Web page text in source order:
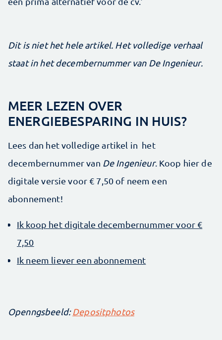
Dit is niet het hele artikel. Het volledige verhaal
staat in het decembernummer van De Ingenieur.
MEER LEZEN OVER
ENERGIEBESPARING IN HUIS?
Lees dan het volledige artikel in het
decembernummer van De Ingenieur. Koop hier de
digitale versie voor € 7,50 of neem een
abonnement!
Ik koop het digitale decembernummer voor €
7,50
Ik neem liever een abonnement
Openngsbeeld:Depositphotos